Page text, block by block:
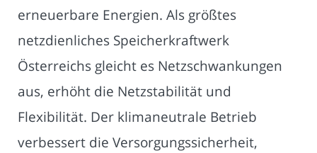
erneuerbare Energien. Als größtes
netzdienliches Speicherkraftwerk
Österreichs gleicht es Netzschwankungen
aus, erhöht die Netzstabilität und
Flexibilität. Der klimaneutrale Betrieb
verbessert die Versorgungssicherheit,